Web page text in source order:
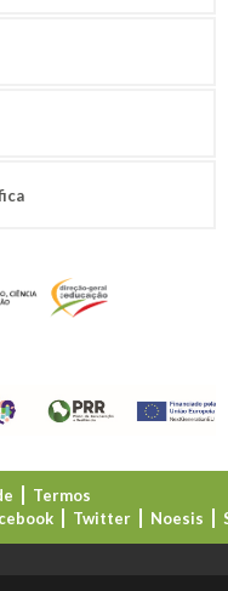
Termos
Twitter Noesis